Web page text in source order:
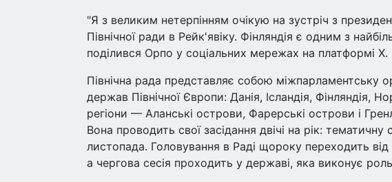
"Я з великим нетерпінням очікую на зустріч з
Північної ради в Рейк'явіку. Фінляндія є одним з
поділився Орпо у соціальних мережах на платформі Х.
Північна рада представляє собою міжпарламентську
держав Північної Європи: Данія, Ісландія, Фінляндія,
регіони — Аланські острови, Фарерські острови і
Вона проводить свої засідання двічі на рік: тематичну
листопада. Головування в Раді щороку переходить від
а чергова сесія проходить у державі, яка виконує